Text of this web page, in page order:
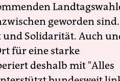
geworden sind.
und Solidarität. Auch
für eine starke
deshalb mit "Alles